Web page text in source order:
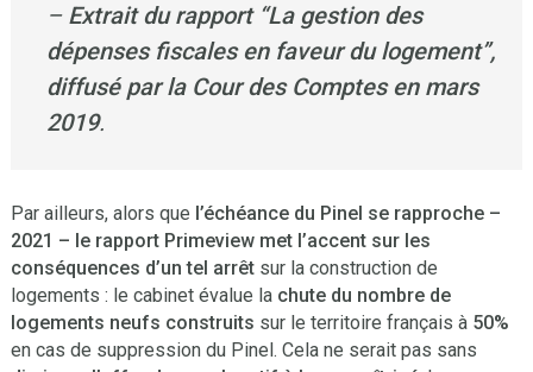
– Extrait du rapport “La gestion des
dépenses fiscales en faveur du logement”,
diffusé par la Cour des Comptes en mars
2019.
Par ailleurs, alors que l’échéance du Pinel se rapproche –
2021 – le rapport Primeview met l’accent sur les
conséquences d’un tel arrêtsur la construction de
logements : le cabinet évalue la chute du nombre de
logements neufs construits sur le territoire français à 50%
en cas de suppression du Pinel. Cela ne serait pas sans